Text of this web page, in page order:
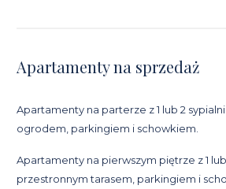
Apartamenty na sprzedaż
Apartamenty na parterze z 1 lub 2
ogrodem, parkingiem i schowkiem.
Apartamenty na pierwszym piętrze z 1
przestronnym tarasem, parkingiem i